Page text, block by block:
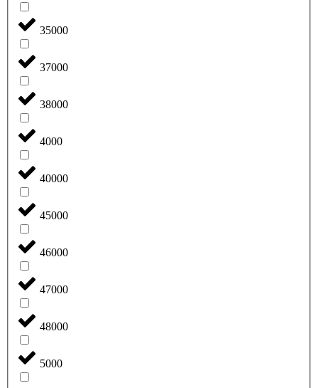
35000
37000
38000
4000
40000
45000
46000
47000
48000
5000